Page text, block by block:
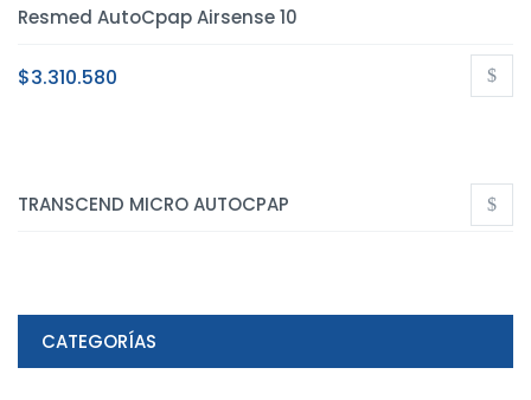
CATEGORÍAS
Resmed AutoCpap Airsense 10
$3.310.580
TRANSCEND MICRO AUTOCPAP